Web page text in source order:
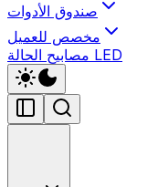
صندوق الأدوات
مخصص للعميل
مصابيح الحالة LED